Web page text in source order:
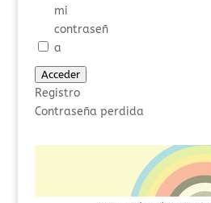
mi
contraseñ
a
Acceder
Registro
Contraseña perdida